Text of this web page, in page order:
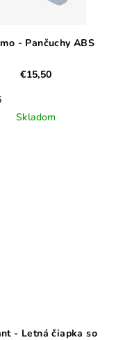
- Pančuchy ABS
€15,50
Skladom
- Letná čiapka so